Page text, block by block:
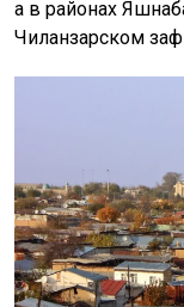
а в районах
Чиланзарском